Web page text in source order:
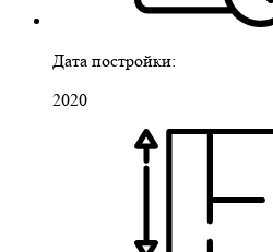
Дата постройки:
2020